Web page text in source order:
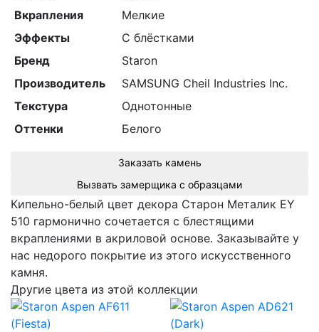
Вкрапления
Мелкие
Эффекты
С блёстками
Бренд
Staron
Производитель
SAMSUNG Cheil Industries Inc.
Текстура
Однотонные
Оттенки
Белого
Заказать камень
Вызвать замерщика с образцами
Кипельно-белый цвет декора Cтарон Металик EY
510 гармонично сочетается с блестящими
вкраплениями в акриловой основе. Заказывайте у
нас недорого покрытие из этого искусственного
камня.
Другие цвета из этой коллекции